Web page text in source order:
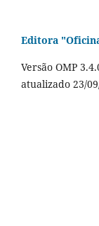
Editora
Versão OMP
atualizado 23/